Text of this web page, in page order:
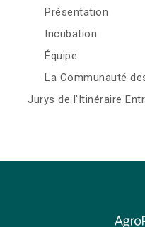
Présentation
Incubation
Équipe
La Communauté
Jurys de l'Itinéraire